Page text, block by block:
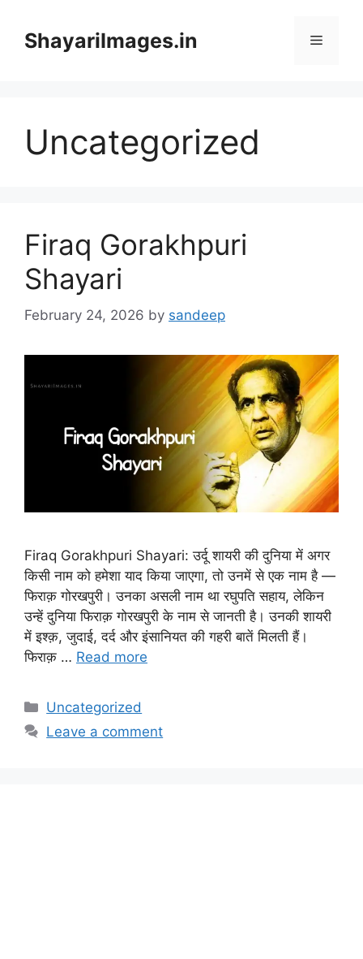
contentShayariImages.in Menu
Uncategorized
Firaq Gorakhpuri
Shayari
February 24, 2026 by sandeep
Firaq Gorakhpuri Shayari: उर्दू शायरी की दुनिया में अगर
किसी नाम को हमेशा याद किया जाएगा, तो उनमें से एक नाम है —
फिराक़ गोरखपुरी। उनका असली नाम था रघुपति सहाय, लेकिन
उन्हें दुनिया फिराक़ गोरखपुरी के नाम से जानती है। उनकी शायरी
में इश्क़, जुदाई, दर्द और इंसानियत की गहरी बातें मिलती हैं।
फिराक़ … Read more
Categories
Uncategorized
Leave a comment